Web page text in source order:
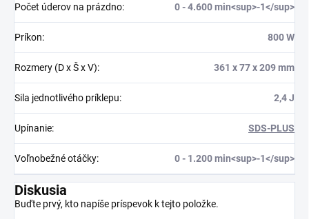
Počet úderov na prázdno: 0 - 4.600 min<sup>-1</sup>
Príkon: 800 W
Rozmery (D x Š x V): 361 x 77 x 209 mm
Sila jednotlivého príklepu: 2,4 J
Upínanie: SDS-PLUS
Voľnobežné otáčky: 0 - 1.200 min<sup>-1</sup>
Diskusia
Buďte prvý, kto napíše príspevok k tejto položke.